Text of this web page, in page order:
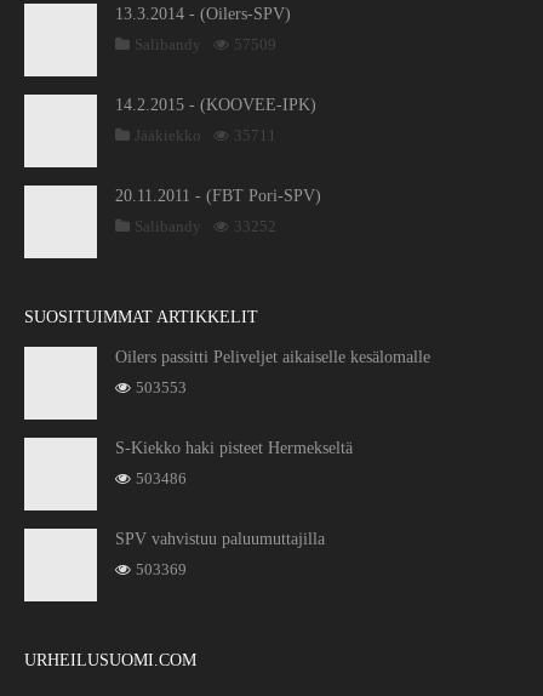
13.3.2014 - (Oilers-SPV)
Salibandy
57509
14.2.2015 - (KOOVEE-IPK)
Jääkiekko
35711
20.11.2011 - (FBT Pori-SPV)
Salibandy
33252
SUOSITUIMMAT ARTIKKELIT
Oilers passitti Peliveljet aikaiselle kesälomalle
503553
S-Kiekko haki pisteet Hermekseltä
503486
SPV vahvistuu paluumuttajilla
503369
URHEILUSUOMI.COM